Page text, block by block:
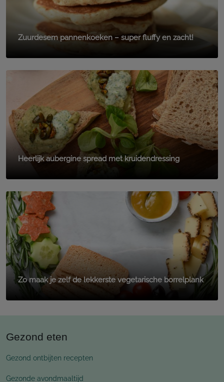
Zuurdesem pannenkoeken – super fluffy en zacht!
Heerlijk aubergine spread met kruidendressing
Zo maak je zelf de lekkerste vegetarische borrelplank
Gezond eten
Gezond ontbijten recepten
Gezonde avondmaaltijd